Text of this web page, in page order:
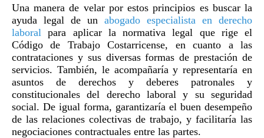
Una manera de velar por estos principios es buscar la
ayuda legal de un abogado especialista en derecho
laboral para aplicar la normativa legal que rige el
Código de Trabajo Costarricense, en cuanto a las
contrataciones y sus diversas formas de prestación de
servicios. También, le acompañaría y representaría en
asuntos de derechos y deberes patronales y
constitucionales del derecho laboral y su seguridad
social. De igual forma, garantizaría el buen desempeño
de las relaciones colectivas de trabajo, y facilitaría las
negociaciones contractuales entre las partes.